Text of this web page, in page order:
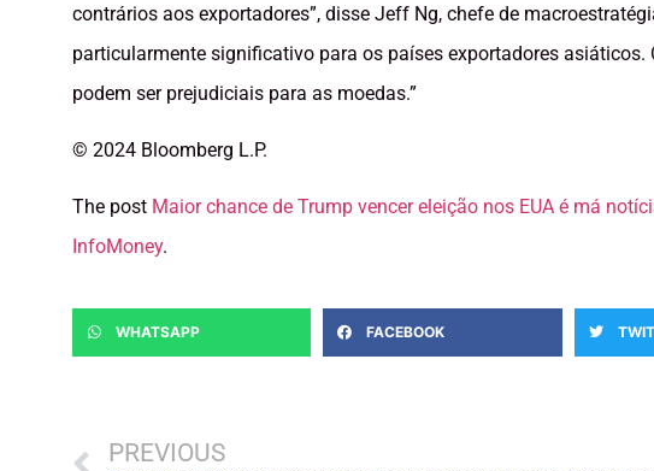
contrários aos exportadores”, disse Jeff Ng, chefe de
particularmente significativo para os países exportadores
podem ser prejudiciais para as moedas.”
© 2024 Bloomberg L.P.
The post Maior chance de Trump vencer eleição nos EUA é má
InfoMoney.
WHATSAPP FACEBOOK
PREVIOUS